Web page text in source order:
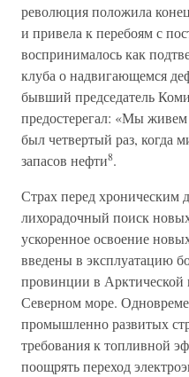
революция положила
и привела к перебоям с
воспринималось как
клуба о надвигающемся
бывший председатель
предостерегал: «Мы
был четвертый раз, когда
запасов нефти8.
Страх перед хроническим
лихорадочный поиск
ускоренное освоение
введены в эксплуатацию
провинции в Арктической
Северном море.
промышленно развитых
требования к топливной
поощрять переход